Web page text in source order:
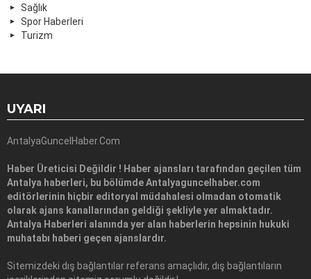
Sağlık
Spor Haberleri
Turizm
UYARI
AntalyaGuncelHaber.Com
Haber Üreticisi Değildir ! Haber ajansları tarafından geçilen tüm
Antalya haberleri, bu bölümde Antalyaguncelhaber.com
editörlerinin hiçbir editoryal müdahalesi olmadan otomatik
olarak ajans kanallarından geldiği şekliyle yer almaktadır.
Antalya Haberleri alanında yer alan haberlerin hepsinin hukuki
muhatabı haberi geçen ajanslardır.
Sitemizdeki dış bağlantılar referans amaçlıdır, dış bağlantıların